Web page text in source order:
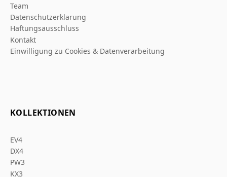
Team
Datenschutzerklarung
Haftungsausschluss
Kontakt
Einwilligung zu Cookies & Datenverarbeitung
KOLLEKTIONEN
EV4
DX4
PW3
KX3